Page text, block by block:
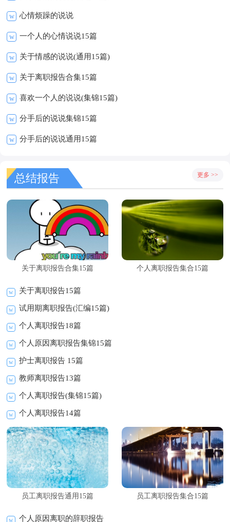
w 心情烦躁的说说
w 一个人的心情说说15篇
w 关于情感的说说(通用15篇)
w 关于离职报告合集15篇
w 喜欢一个人的说说(集锦15篇)
w 分手后的说说集锦15篇
w 分手后的说说通用15篇
总结报告 更多 >>
关于离职报告合集15篇 个人离职报告集合15篇
关于离职报告15篇
试用期离职报告(汇编15篇)
个人离职报告18篇
个人原因离职报告集锦15篇
护士离职报告 15篇
教师离职报告13篇
个人离职报告(集锦15篇)
个人离职报告14篇
员工离职报告通用15篇 员工离职报告集合15篇
个人原因离职的辞职报告